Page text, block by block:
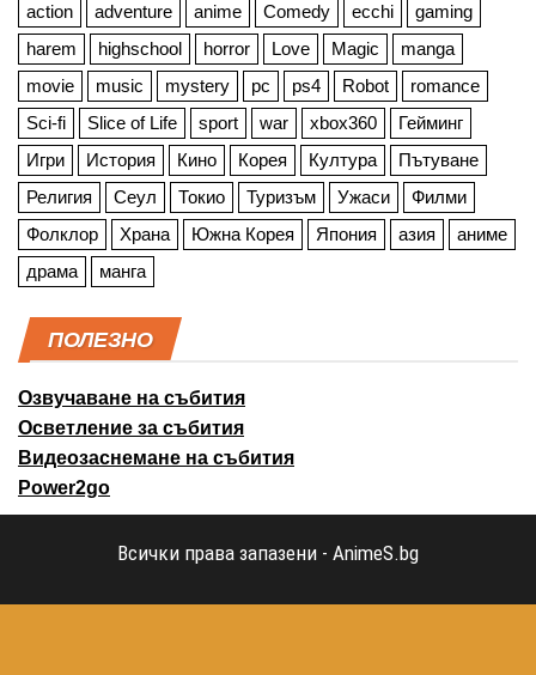
action adventure anime Comedy ecchi
gaming
harem
highschool horror Love Magic
manga
movie
music mystery pc ps4 Robot
romance
Sci-fi
Slice of Life sport war xbox360
Гейминг
Игри
История Кино Корея Култура
Пътуване
Религия
Сеул Токио Туризъм Ужаси
Филми
Фолклор
Храна Южна Корея Япония азия
аниме
драма
манга
ПОЛЕЗНО
Озвучаване на събития
Осветление за събития
Видеозаснемане на събития
Power2go
Всички права запазени - AnimeS.bg